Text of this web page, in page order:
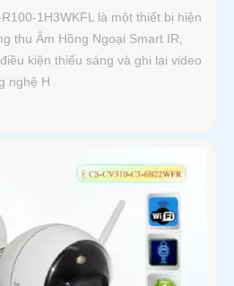
1H3WKFL là một thiết bị hiện
thu Âm Hồng Ngoại Smart IR,
kiện thiếu sáng và ghi lại video
nghệ H